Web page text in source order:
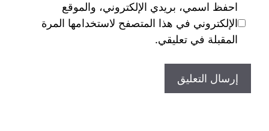
احفظ اسمي، بريدي الإلكتروني، والموقع
الإلكتروني في هذا المتصفح لاستخدامها المرة
المقبلة في تعليقي.